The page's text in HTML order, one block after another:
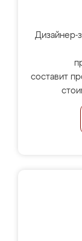
Дизайнер-
составит